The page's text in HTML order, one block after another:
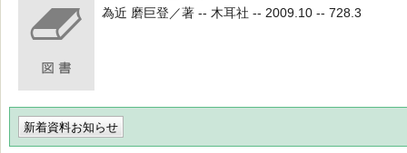
為近 磨巨登／著 -- 木耳社 -- 2009.10 -- 728.3
新着資料お知らせ